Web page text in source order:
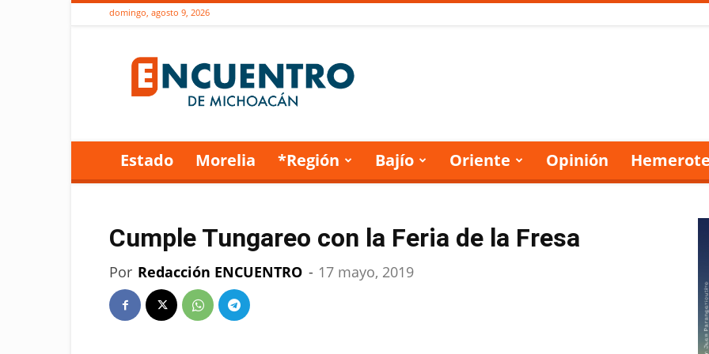
domingo, agosto 9, 2026
de
Michoacán
Estado Morelia *Región Bajío Oriente Opinión
Cumple Tungareo con la Feria de la Fresa
Por Redacción ENCUENTRO - 17 mayo, 2019